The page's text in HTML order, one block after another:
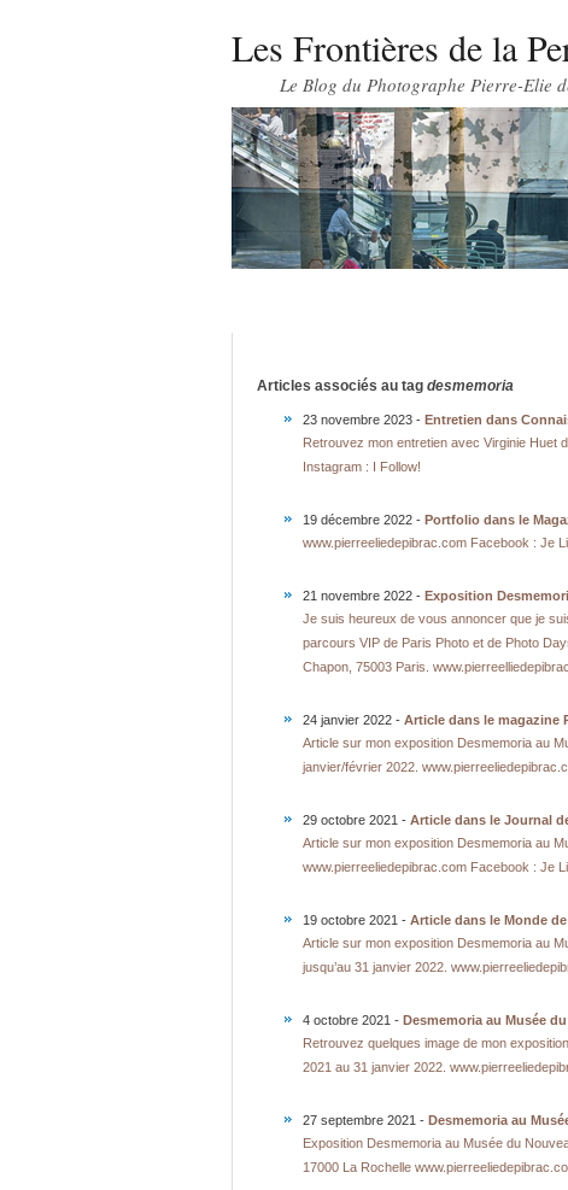
Les Frontières de la
Le Blog du Photographe Pierre-Elie
Articles associés au tag desmemoria
23 novembre 2023 - Entretien dans
Retrouvez mon entretien avec Virginie Huet
Instagram : I Follow!
19 décembre 2022 - Portfolio dans le
www.pierreeliedepibrac.com Facebook : Je
21 novembre 2022 - Exposition
Je suis heureux de vous annoncer que je
parcours VIP de Paris Photo et de Photo
Chapon, 75003 Paris.
24 janvier 2022 - Article dans le magazine
Article sur mon exposition Desmemoria au
janvier/février 2022.
29 octobre 2021 - Article dans le Journal
Article sur mon exposition Desmemoria au
www.pierreeliedepibrac.com Facebook : Je
19 octobre 2021 - Article dans le Monde de
Article sur mon exposition Desmemoria au
jusqu’au 31 janvier 2022.
4 octobre 2021 - Desmemoria au Musée
Retrouvez quelques image de mon
2021 au 31 janvier 2022.
27 septembre 2021 - Desmemoria au
Exposition Desmemoria au Musée du
17000 La Rochelle